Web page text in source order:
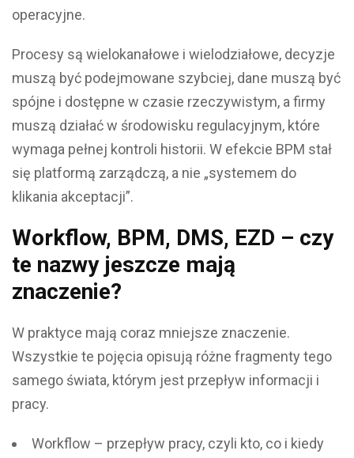
operacyjne.
Procesy są wielokanałowe i wielodziałowe, decyzje
muszą być podejmowane szybciej, dane muszą być
spójne i dostępne w czasie rzeczywistym, a firmy
muszą działać w środowisku regulacyjnym, które
wymaga pełnej kontroli historii. W efekcie BPM stał
się platformą zarządczą, a nie „systemem do
klikania akceptacji”.
Workflow, BPM, DMS, EZD – czy
te nazwy jeszcze mają
znaczenie?
W praktyce mają coraz mniejsze znaczenie.
Wszystkie te pojęcia opisują różne fragmenty tego
samego świata, którym jest przepływ informacji i
pracy.
Workflow – przepływ pracy, czyli kto, co i kiedy